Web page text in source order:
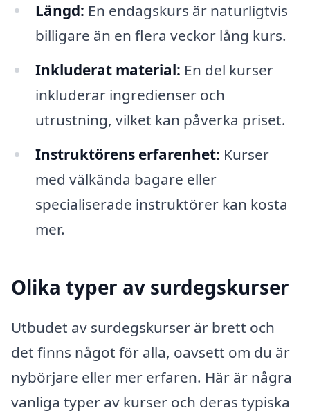
Längd: En endagskurs är naturligtvis
billigare än en flera veckor lång kurs.
Inkluderat material: En del kurser
inkluderar ingredienser och
utrustning, vilket kan påverka priset.
Instruktörens erfarenhet: Kurser
med välkända bagare eller
specialiserade instruktörer kan kosta
mer.
Olika typer av surdegskurser
Utbudet av surdegskurser är brett och
det finns något för alla, oavsett om du är
nybörjare eller mer erfaren. Här är några
vanliga typer av kurser och deras typiska